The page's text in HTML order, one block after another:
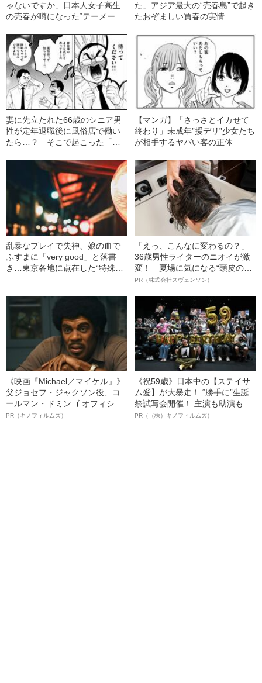
ゃないですか」日本人女子高生
の売春が噂になった“テーメーカ
ルな日常
た」アジア最大の“売春島”で起き
たおぞましい買春の実情
妻に先立たれた66歳のシニア男
性が定年退職後に風俗店で働い
たら…？ そこで起こった「意
【マンガ】「さっさとイカせて
終わり」未成年”援デリ”少女たち
が相手するヤバい客の正体
乱暴なプレイで失神、娘の血で
ふすまに「very good」と落書
き…東京各地に点在した“特殊慰
「えっ、こんなに変わるの？」
36歳男性ライターのニオイが激
変！ 夏場に気になる“頭皮のニ
オイ”や“ベタつき”を解消す
ト”が生み出した徹底ケアとは
PR（株式会社スヴェンソン）
《映画『Michael／マイケル』》
父ジョセフ・ジャクソン役、コ
ールマン・ドミンゴ オフィシャ
ルインタビュー“観客を魅了した
PR（キノフィルムズ）
《祝59歳》日本中の【ステイサ
ム愛】が大暴走！ “勝手に”生誕
祭試写会開催！ 主演も助演も全
部ステイサム！「ステサミー
PR（（株）キノフィルムズ）